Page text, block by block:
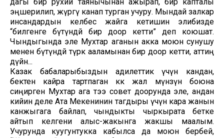
эңшерилип, жүрөгү канап турган учуру. Мындай залкар
инсандардын келбес жайга кетишин элибизде
“билгенге бүтүндөй бир доор кетти” деп коюшат.
Чындыгында эле Мухтар аганын акка моюн сунушу
менен бүтүндөй түрк ааламынан бир доор кетти, аттиң
дүйнө...
Казак бабаларыбыздын адилеттик үчүн кандан,
бектен кайра тартпаган көк жал мүнөзүн боюна
сиңирген Мухтар ага тээ совет доорунда эле, андан
кийин деле Ата Мекенинин тагдыры үчүн кара жанын
канжыгага байлап, чындыкты чыркырата бетке
айтып келгени алыс-жакынга жакшы маалым.
Учурунда куугунтукка кабылса да моюн бербей,